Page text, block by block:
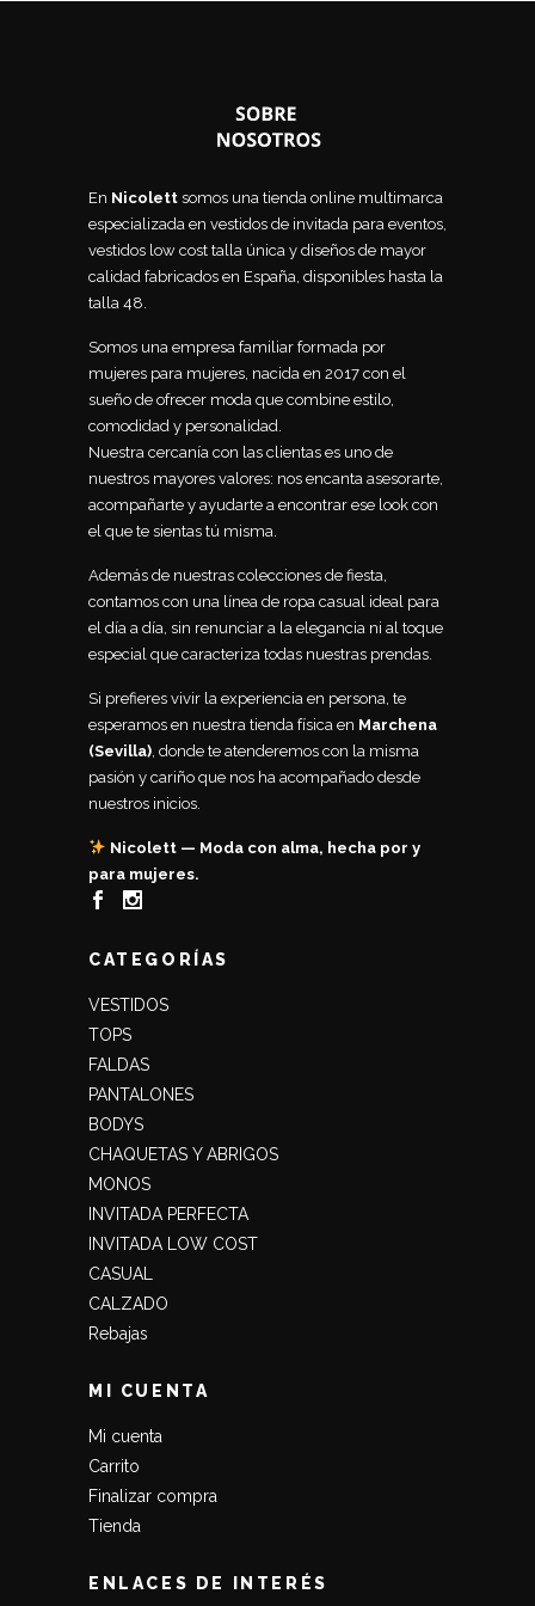
En Nicolett somos una tienda online multimarca
especializada en vestidos de invitada para eventos,
vestidos low cost talla única y diseños de mayor
calidad fabricados en España, disponibles hasta la
talla 48.
Somos una empresa familiar formada por
mujeres para mujeres, nacida en 2017 con el
sueño de ofrecer moda que combine estilo,
comodidad y personalidad.
Nuestra cercanía con las clientas es uno de
nuestros mayores valores: nos encanta asesorarte,
acompañarte y ayudarte a encontrar ese look con
el que te sientas tú misma.
Además de nuestras colecciones de fiesta,
contamos con una línea de ropa casual ideal para
el día a día, sin renunciar a la elegancia ni al toque
especial que caracteriza todas nuestras prendas.
Si prefieres vivir la experiencia en persona, te
esperamos en nuestra tienda física en Marchena
(Sevilla) , donde te atenderemos con la misma
pasión y cariño que nos ha acompañado desde
nuestros inicios.
Nicolett — Moda con alma, hecha por y
para mujeres.
CATEGORÍAS
VESTIDOS
TOPS
FALDAS
PANTALONES
BODYS
CHAQUETAS Y ABRIGOS
MONOS
INVITADA PERFECTA
INVITADA LOW COST
CASUAL
CALZADO
Rebajas
MI CUENTA
Mi cuenta
Carrito
Finalizar compra
Tienda
ENLACES DE INTERÉS